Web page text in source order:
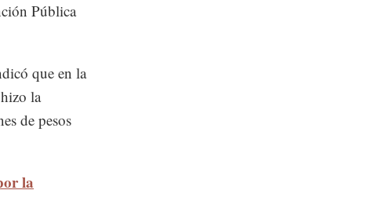
Pública
que en la
la
de pesos
la